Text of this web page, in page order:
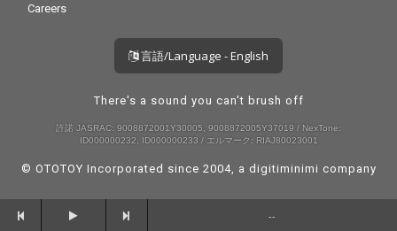
Careers
言語/Language - English
There's a sound you can't brush off
許諾 JASRAC: 9008872001Y30005, 9008872005Y37019 / NexTone:
ID000000232, ID000000233 / エルマーク: RIAJ80023001
© OTOTOY Incorporated since 2004, a digitiminimi company
--